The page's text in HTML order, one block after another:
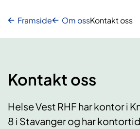
Framside Om ossKontakt oss
Kontakt oss
Helse Vest RHF har kontor i
8 i Stavanger og har